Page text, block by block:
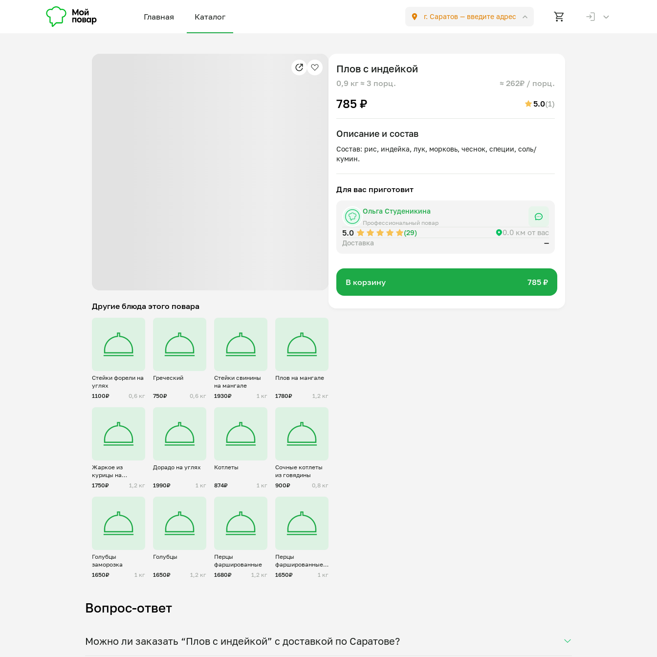
Главная Каталог г. Саратов — введите адрес
Другие блюда этого повара
Стейки форели на
углях
1100₽
0,6 кг
Греческий
750₽ 0,6 кг
Стейки свинины
на мангале
1930₽
1 кг
Плов на мангале
1780₽ 1,2 кг
Жаркое из
курицы на
мангале
1750₽ 1,2 кг
Дорадо на углях
1990₽ 1 кг
Котлеты
874₽ 1 кг
Сочные котлеты
из говядины
900₽
0,8 кг
Голубцы
заморозка
1650₽
1 кг
Голубцы
1650₽ 1,2 кг
Перцы
фаршированные
1680₽
1,2 кг
Перцы
фаршированные
заморозка
1650₽ 1 кг
Плов с индейкой
0,9 кг ≈ 3 порц. ≈ 262₽ / порц.
785 ₽ 5.0(1)
Описание и состав
Состав: рис, индейка, лук, морковь, чеснок, специи, соль/
Для вас приготовит
Ольга Студеникина
Профессиональный повар
5.0 (29) 0.0 км от вас
Доставка —
В корзину 785 ₽
Вопрос-ответ
Можно ли заказать “Плов с индейкой” с доставкой по Саратове?